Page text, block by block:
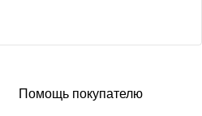
Помощь покупателю